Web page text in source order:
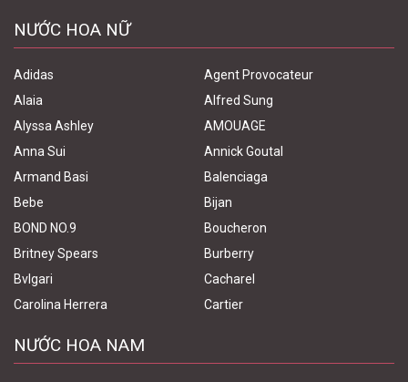
NƯỚC HOA NỮ
Adidas
Agent Provocateur
Alaia
Alfred Sung
Alyssa Ashley
AMOUAGE
Anna Sui
Annick Goutal
Armand Basi
Balenciaga
Bebe
Bijan
BOND NO.9
Boucheron
Britney Spears
Burberry
Bvlgari
Cacharel
Carolina Herrera
Cartier
NƯỚC HOA NAM